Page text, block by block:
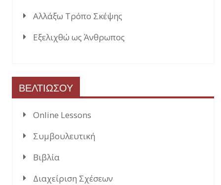
Αλλάξω Τρόπο Σκέψης
Εξελιχθώ ως Άνθρωπος
ΒΕΛΤΙΩΣΟΥ
Online Lessons
Συμβουλευτική
Βιβλία
Διαχείριση Σχέσεων